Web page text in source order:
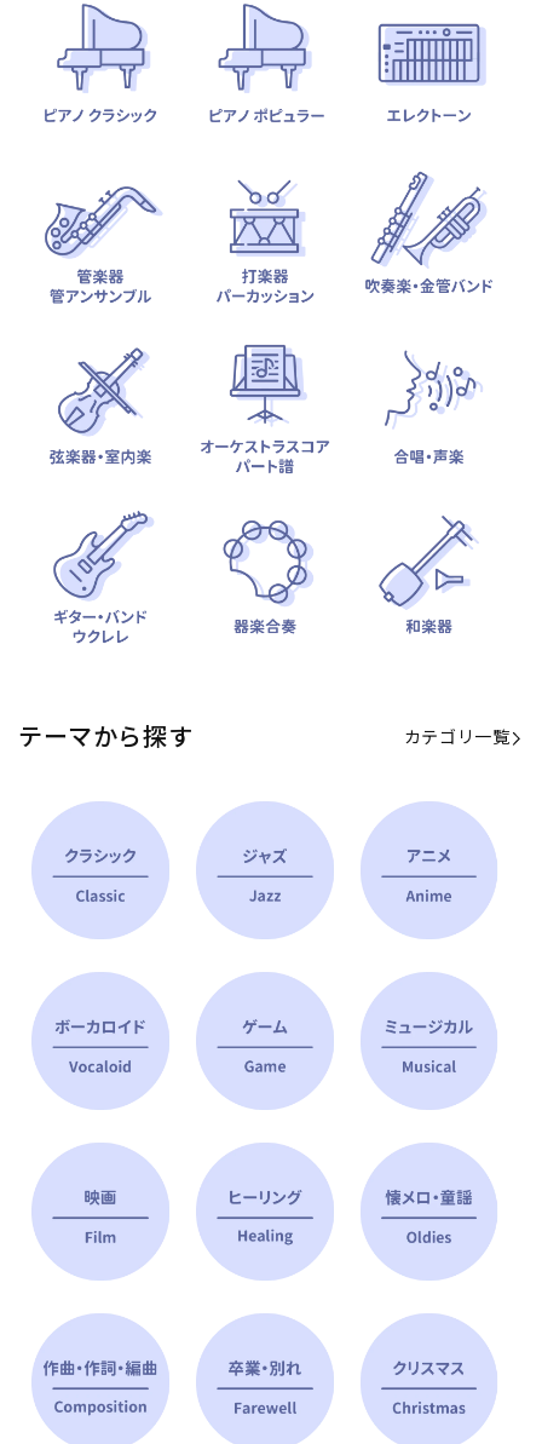
テーマから探す カテゴリ一覧